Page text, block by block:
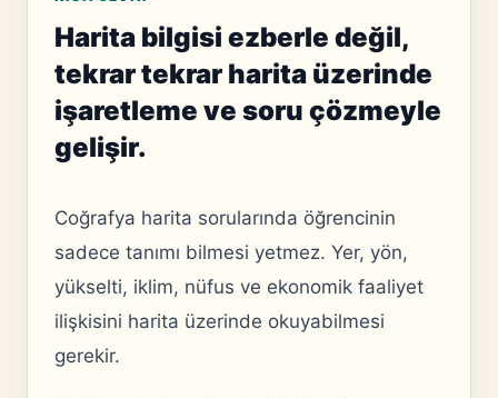
Harita bilgisi ezberle değil,
tekrar tekrar harita üzerinde
işaretleme ve soru çözmeyle
gelişir.
Coğrafya harita sorularında öğrencinin
sadece tanımı bilmesi yetmez. Yer, yön,
yükselti, iklim, nüfus ve ekonomik faaliyet
ilişkisini harita üzerinde okuyabilmesi
gerekir.